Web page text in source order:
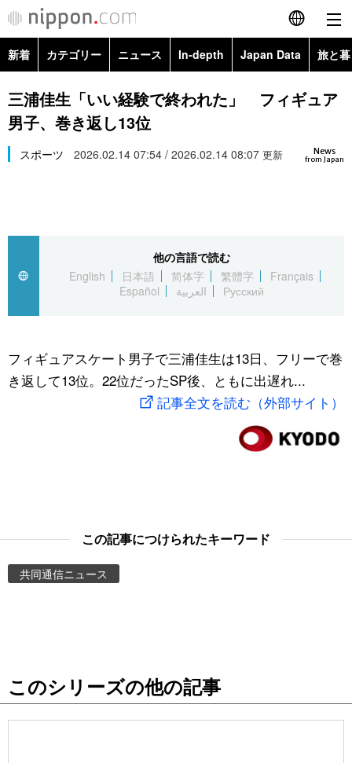
English
简体字
Русский
カテゴリー
経済・ビジネス
国際
文化
トップ
アーカイブ
In-depth
Japan Data
動画/Live
お知らせ
新着 カテゴリー ニュース In-depth Japan Data 旅と
政治・外交
経済・ビジネス
スポーツ・東京2020
Topics
三浦佳生「いい経験で終われた」 フィギュア
男子、巻き返し13位
News
from Japan
スポーツ 2026.02.14 07:54 / 2026.02.14 08:07 更新
他の言語で読む
English
日本語 简体字 繁體字
Français
Español
العربية Русский
フィギュアスケート男子で三浦佳生は13日、フリーで巻
き返して13位。22位だったSP後、ともに出遅れ...
記事全文を読む（外部サイト）
この記事につけられたキーワード
共同通信ニュース
このシリーズの他の記事